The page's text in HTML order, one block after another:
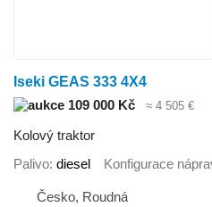
Iseki GEAS 333 4X4
109 000 Kč
≈ 4 505 €
Kolový traktor
Palivo diesel Konfigurace
Česko, Roudná